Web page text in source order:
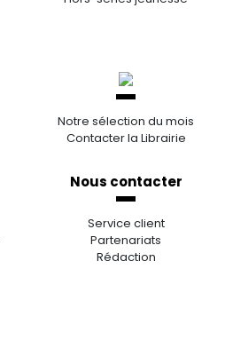
Notre sélection du mois
Contacter la Librairie
Nous contacter
Service client
Partenariats
Rédaction